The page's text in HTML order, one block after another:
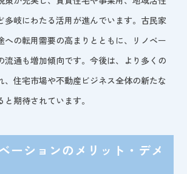
多岐にわたる活用が進んでいます。古民家
への転用需要の高まりとともに、リノベー
流通も増加傾向です。今後は、より多くの
、住宅市場や不動産ビジネス全体の新たな
期待されています。
ーションのメリット・デメ